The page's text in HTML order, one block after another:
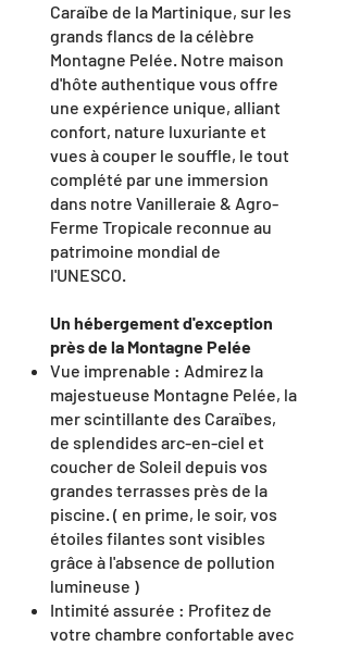
Caraïbe de la Martinique, sur les
grands flancs de la célèbre
Montagne Pelée. Notre maison
d'hôte authentique vous offre
une expérience unique, alliant
confort, nature luxuriante et
vues à couper le souffle, le tout
complété par une immersion
dans notre Vanilleraie & Agro-
Ferme Tropicale reconnue au
patrimoine mondial de
l'UNESCO.
Un hébergement d'exception
près de la Montagne Pelée
Vue imprenable : Admirez la
majestueuse Montagne Pelée, la
mer scintillante des Caraïbes,
de splendides arc-en-ciel et
coucher de Soleil depuis vos
grandes terrasses près de la
piscine. ( en prime, le soir, vos
étoiles filantes sont visibles
grâce à l'absence de pollution
lumineuse )
Intimité assurée : Profitez de
votre chambre confortable avec